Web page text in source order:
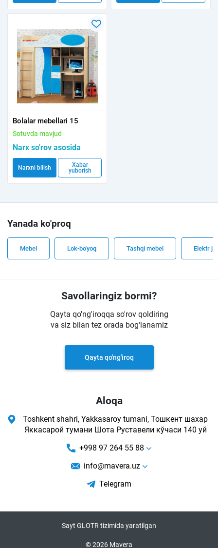
Bolalar mebellari 15
Sotuvda mavjud
Narx so'rov asosida
Narxni bilish
Xabar
yuborish
Yanada ko'proq
Mebel Lok-bo'yoq Tashqi mebel Elektr
Savollaringiz bormi?
Qayta qo'ng'iroqqa so'rov qoldiring
va siz bilan tez orada bog'lanamiz
Qayta qo'ng'iroq
Aloqa
Toshkent shahri, Yakkasaroy tumani, Тошкент шахар
Яккасарой тумани Шота Руставели кўчаси 140 уй
+998 97 264 55 88
info@mavera.uz
Telegram
Sayt GLOTR tizimida yaratilgan
© 2026 Mavera